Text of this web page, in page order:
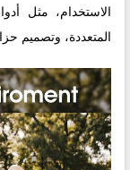
الاستخدام، مثل
المتعددة، وتصميم